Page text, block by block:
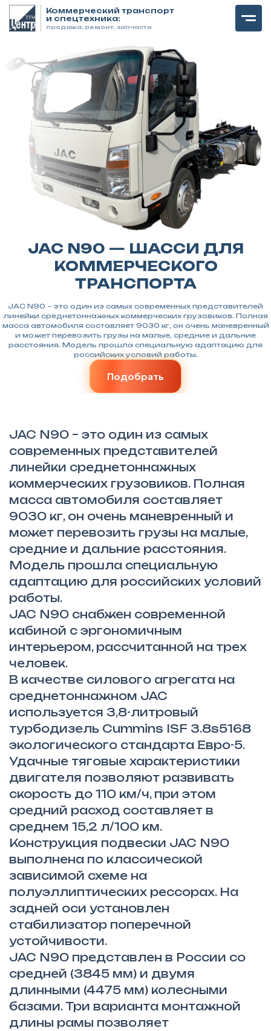
Коммерческий транспорт
и спецтехника:
продажа, ремонт, запчасти
JAC N90 — ШАССИ ДЛЯ
КОММЕРЧЕСКОГО
ТРАНСПОРТА
JAC N90 – это один из самых современных представителей
линейки среднетоннажных коммерческих грузовиков. Полная
масса автомобиля составляет 9030 кг, он очень маневренный
и может перевозить грузы на малые, средние и дальние
расстояния. Модель прошла специальную адаптацию для
российских условий работы.
Подобрать
JAC N90 – это один из самых
современных представителей
линейки среднетоннажных
коммерческих грузовиков. Полная
масса автомобиля составляет
9030 кг, он очень маневренный и
может перевозить грузы на малые,
средние и дальние расстояния.
Модель прошла специальную
адаптацию для российских условий
работы.
JAC N90 снабжен современной
кабиной с эргономичным
интерьером, рассчитанной на трех
человек.
В качестве силового агрегата на
среднетоннажном JAC
используется 3,8-литровый
турбодизель Cummins ISF 3.8s5168
экологического стандарта Евро-5.
Удачные тяговые характеристики
двигателя позволяют развивать
скорость до 110 км/ч, при этом
средний расход составляет в
среднем 15,2 л/100 км.
Конструкция подвески JAC N90
выполнена по классической
зависимой схеме на
полуэллиптических рессорах. На
задней оси установлен
стабилизатор поперечной
устойчивости.
JAC N90 представлен в России со
средней (3845 мм) и двумя
длинными (4475 мм) колесными
базами. Три варианта монтажной
длины рамы позволяет